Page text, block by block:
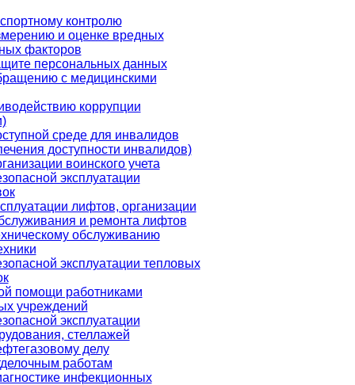
контролю
и оценке вредных
факторов
персональных данных
с медицинскими
коррупции
среде для инвалидов
доступности инвалидов)
воинского учета
эксплуатации
лифтов, организации
и ремонта лифтов
обслуживанию
эксплуатации тепловых
помощи работниками
учреждений
эксплуатации
стеллажей
делу
работам
инфекционных